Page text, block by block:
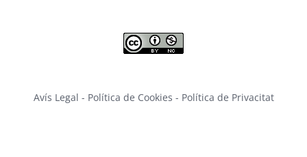
Avís Legal - Política de Cookies - Política de Privacitat